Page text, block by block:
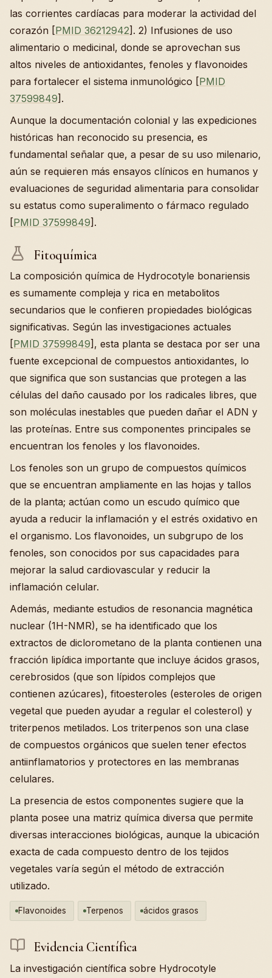
las corrientes cardíacas para moderar la actividad del
corazón [PMID 36212942]. 2) Infusiones de uso
alimentario o medicinal, donde se aprovechan sus
altos niveles de antioxidantes, fenoles y flavonoides
para fortalecer el sistema inmunológico [PMID
37599849].
Aunque la documentación colonial y las expediciones
históricas han reconocido su presencia, es
fundamental señalar que, a pesar de su uso milenario,
aún se requieren más ensayos clínicos en humanos y
evaluaciones de seguridad alimentaria para consolidar
su estatus como superalimento o fármaco regulado
[PMID 37599849].
Fitoquímica
La composición química de Hydrocotyle bonariensis
es sumamente compleja y rica en metabolitos
secundarios que le confieren propiedades biológicas
significativas. Según las investigaciones actuales
[PMID 37599849], esta planta se destaca por ser una
fuente excepcional de compuestos antioxidantes, lo
que significa que son sustancias que protegen a las
células del daño causado por los radicales libres, que
son moléculas inestables que pueden dañar el ADN y
las proteínas. Entre sus componentes principales se
encuentran los fenoles y los flavonoides.
Los fenoles son un grupo de compuestos químicos
que se encuentran ampliamente en las hojas y tallos
de la planta; actúan como un escudo químico que
ayuda a reducir la inflamación y el estrés oxidativo en
el organismo. Los flavonoides, un subgrupo de los
fenoles, son conocidos por sus capacidades para
mejorar la salud cardiovascular y reducir la
inflamación celular.
Además, mediante estudios de resonancia magnética
nuclear (1H-NMR), se ha identificado que los
extractos de diclorometano de la planta contienen una
fracción lipídica importante que incluye ácidos grasos,
cerebrosidos (que son lípidos complejos que
contienen azúcares), fitoesteroles (esteroles de origen
vegetal que pueden ayudar a regular el colesterol) y
triterpenos metilados. Los triterpenos son una clase
de compuestos orgánicos que suelen tener efectos
antiinflamatorios y protectores en las membranas
celulares.
La presencia de estos componentes sugiere que la
planta posee una matriz química diversa que permite
diversas interacciones biológicas, aunque la ubicación
exacta de cada compuesto dentro de los tejidos
vegetales varía según el método de extracción
utilizado.
Flavonoides Terpenos ácidos grasos
Evidencia Científica
La investigación científica sobre Hydrocotyle